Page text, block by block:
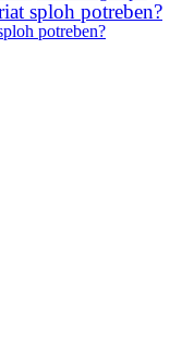
sploh potreben?
potreben?